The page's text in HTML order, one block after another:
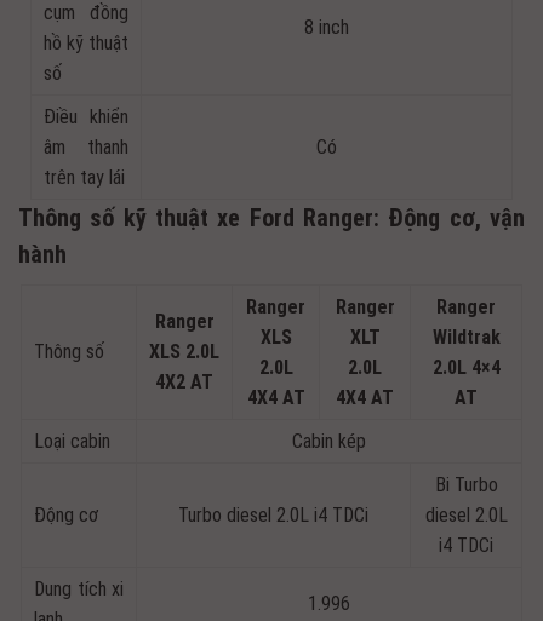
cụm đồng
hồ kỹ thuật
số
8 inch
Điều khiển
âm thanh
trên tay lái
Có
Thông số kỹ thuật xe Ford Ranger: Động cơ, vận
hành
Thông số
Ranger
XLS 2.0L
4X2 AT
Ranger
XLS
2.0L
4X4 AT
Ranger
XLT
2.0L
4X4 AT
Ranger
Wildtrak
2.0L 4×4
AT
Loại cabin
Cabin kép
Động cơ Turbo diesel 2.0L i4 TDCi
Bi Turbo
diesel 2.0L
i4 TDCi
Dung tích xi
1.996